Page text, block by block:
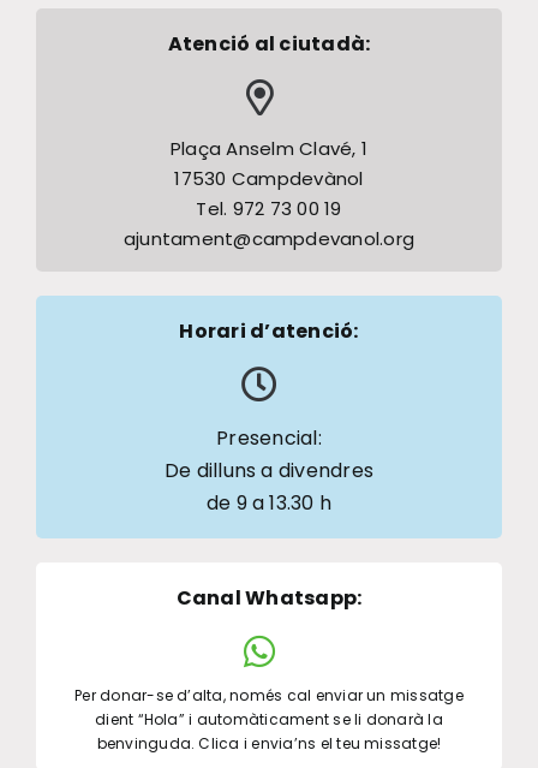
Atenció al ciutadà:
Plaça Anselm Clavé, 1
17530 Campdevànol
Tel. 972 73 00 19
ajuntament@campdevanol.org
Horari d’atenció:
Presencial:
De dilluns a divendres
de 9 a 13.30 h
Canal Whatsapp:
Per donar-se d’alta, només cal enviar un missatge
dient “Hola” i automàticament se li donarà la
benvinguda. Clica i envia’ns el teu missatge!